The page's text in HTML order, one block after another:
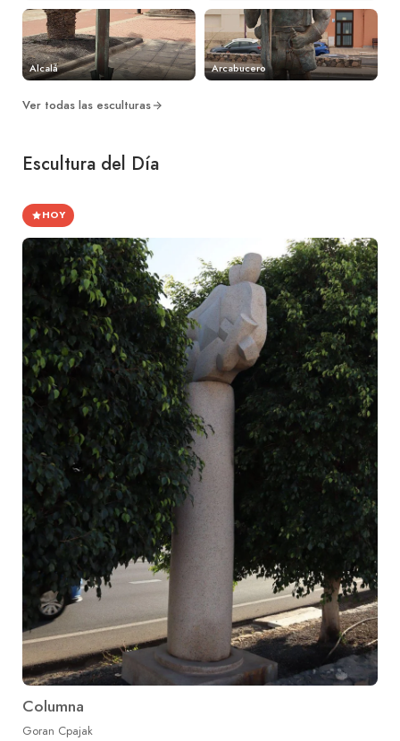
Alcalá Arcabucero
Ver todas las esculturas
Escultura del Día
HOY
Columna
Goran Cpajak